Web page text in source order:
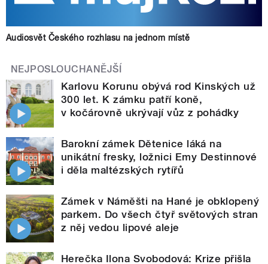
Audiosvět Českého rozhlasu na jednom místě
NEJPOSLOUCHANĚJŠÍ
Karlovu Korunu obývá rod Kinských už
300 let. K zámku patří koně,
v kočárovně ukrývají vůz z pohádky
Barokní zámek Dětenice láká na
unikátní fresky, ložnici Emy Destinnové
i děla maltézských rytířů
Zámek v Náměšti na Hané je obklopený
parkem. Do všech čtyř světových stran
z něj vedou lipové aleje
Herečka Ilona Svobodová: Krize přišla